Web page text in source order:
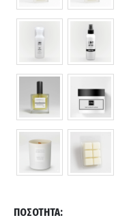
ΠΟΣΌΤΗΤΑ